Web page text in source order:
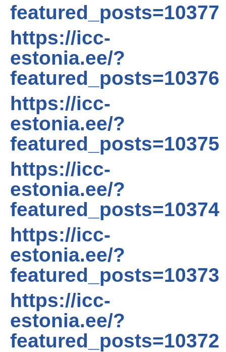
featured_posts=10377
https://icc-
estonia.ee/?
featured_posts=10376
https://icc-
estonia.ee/?
featured_posts=10375
https://icc-
estonia.ee/?
featured_posts=10374
https://icc-
estonia.ee/?
featured_posts=10373
https://icc-
estonia.ee/?
featured_posts=10372